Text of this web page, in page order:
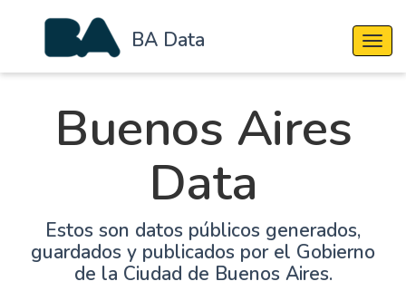
BA Data
Buenos Aires
Data
Estos son datos públicos generados,
guardados y publicados por el Gobierno
de la Ciudad de Buenos Aires.